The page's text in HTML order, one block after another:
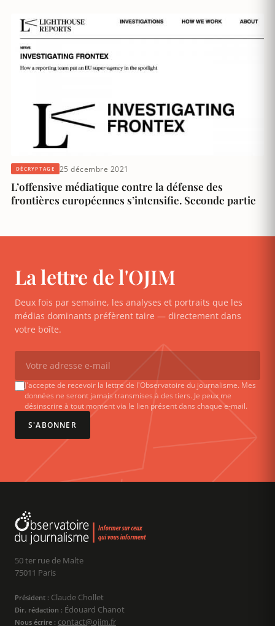
DÉCRYPTAGE 25 décembre 2021
L’offensive médiatique contre la défense des
frontières européennes s’intensifie. Seconde partie
La lettre de l'OJIM
Deux fois par semaine, les analyses et portraits que les
médias dominants préfèrent taire — directement dans
votre boîte.
J'accepte de recevoir la lettre de l'Observatoire du journalisme. Mes
données ne seront jamais transmises à des tiers. Je peux me
désinscrire à tout moment via le lien présent dans chaque e-mail.
S'ABONNER
50 ter rue de Malte
75011 Paris
Président : Claude Chollet
Dir. rédaction : Édouard Chanot
Nous écrire : contact@ojim.fr